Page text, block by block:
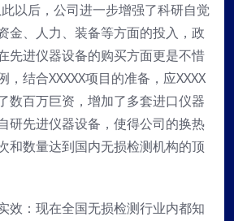
以后，公司进一步增强了科研自觉
金、人力、装备等方面的投入，政
先进仪器设备的购买方面更是不惜
，结合XXXXX项目的准备，应XXXX
数百万巨资，增加了多套进口仪器
研先进仪器设备，使得公司的换热
和数量达到国内无损检测机构的顶
效：现在全国无损检测行业内都知